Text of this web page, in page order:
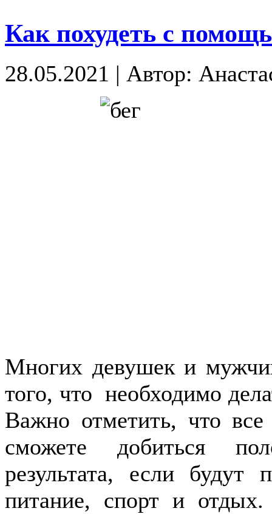
Как похудеть с
28.05.2021 | Автор:
Многих девушек и
того, что необходимо
Важно отметить, что
сможете добиться
результата, если будут
питание, спорт и